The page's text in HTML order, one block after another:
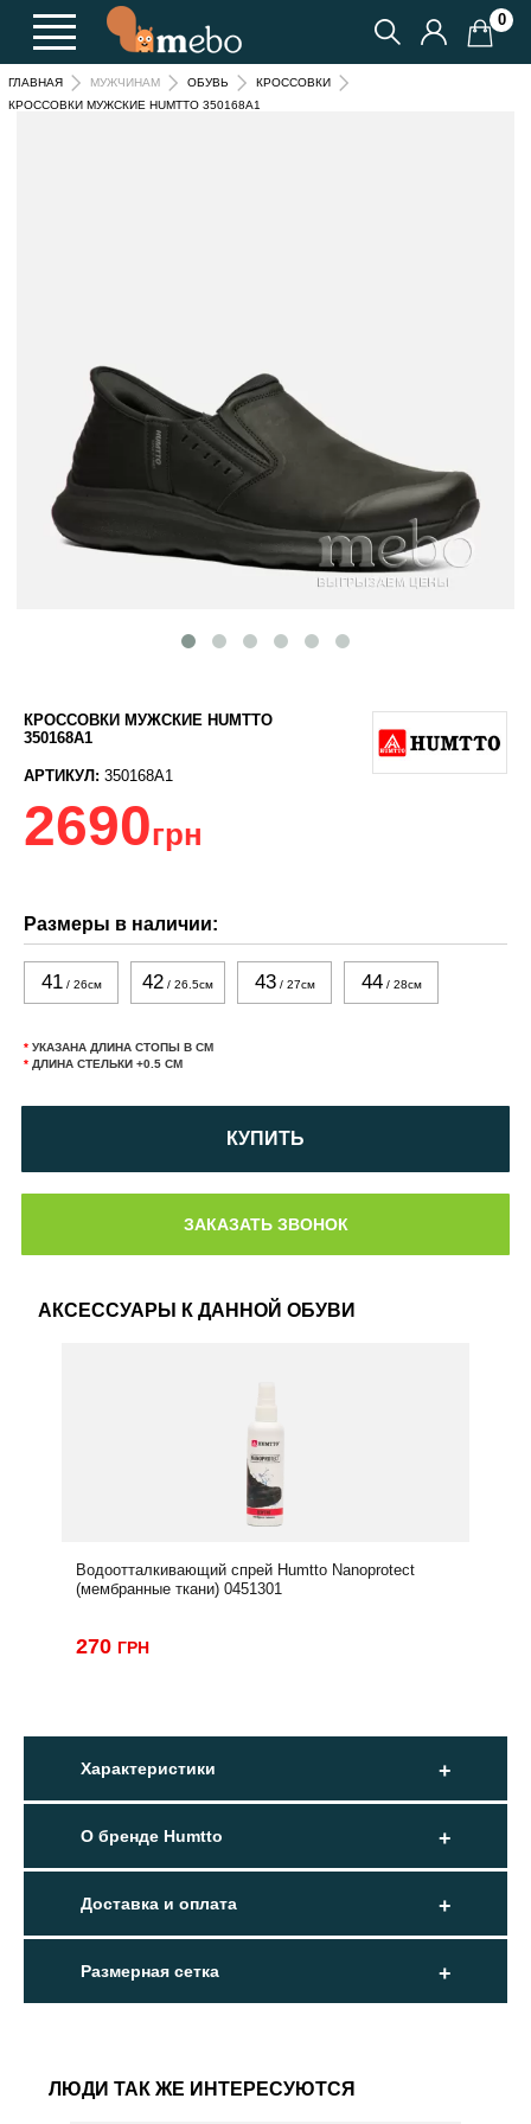
0
ГЛАВНАЯ МУЖЧИНАМ ОБУВЬ
КРОССОВКИ
КРОССОВКИ МУЖСКИЕ HUMTTO 350168A1
КРОССОВКИ МУЖСКИЕ HUMTTO
350168A1
АРТИКУЛ: 350168A1
2690грн
Размеры в наличии:
41/ 26см 42 / 26.5см 43/ 27см 44/ 28см
* УКАЗАНА ДЛИНА СТОПЫ В СМ
* ДЛИНА СТЕЛЬКИ +0.5 СМ
КУПИТЬ
АКСЕССУАРЫ К ДАННОЙ ОБУВИ
Водоотталкивающий спрей Humtto Nanoprotect
(мембранные ткани) 0451301
270 ГРН
Характеристики
О бренде Humtto
Доставка и оплата
Размерная сетка
ЛЮДИ ТАК ЖЕ ИНТЕРЕСУЮТСЯ